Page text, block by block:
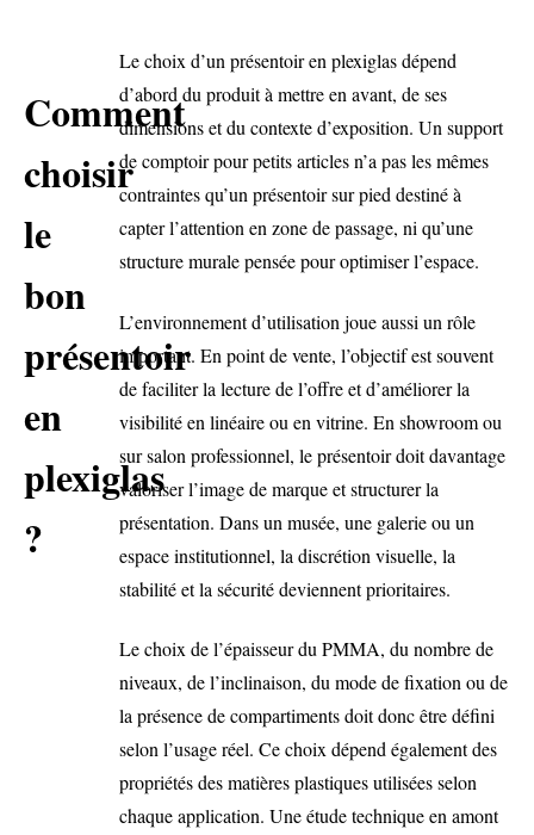
Comment
choisir
le
bon
présentoir
en
plexiglas
?
Le choix d’un présentoir en plexiglas dépend
d’abord du produit à mettre en avant, de ses
dimensions et du contexte d’exposition. Un support
de comptoir pour petits articles n’a pas les mêmes
contraintes qu’un présentoir sur pied destiné à
capter l’attention en zone de passage, ni qu’une
structure murale pensée pour optimiser l’espace.
L’environnement d’utilisation joue aussi un rôle
important. En point de vente, l’objectif est souvent
de faciliter la lecture de l’offre et d’améliorer la
visibilité en linéaire ou en vitrine. En showroom ou
sur salon professionnel, le présentoir doit davantage
valoriser l’image de marque et structurer la
présentation. Dans un musée, une galerie ou un
espace institutionnel, la discrétion visuelle, la
stabilité et la sécurité deviennent prioritaires.
Le choix de l’épaisseur du PMMA, du nombre de
niveaux, de l’inclinaison, du mode de fixation ou de
la présence de compartiments doit donc être défini
selon l’usage réel. Ce choix dépend également des
propriétés desmatières plastiques utilisées selon
chaque application. Une étude technique en amont